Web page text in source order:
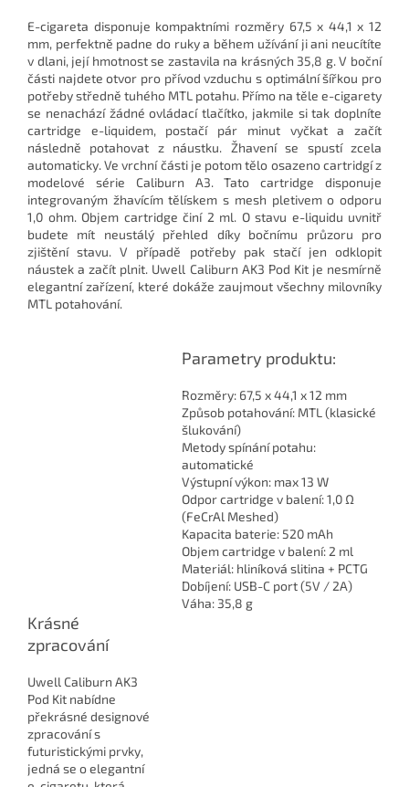
E-cigareta disponuje kompaktními rozměry 67,5 x 44,1 x 12
mm, perfektně padne do ruky a během užívání ji ani neucítíte
v dlani, její hmotnost se zastavila na krásných 35,8 g. V boční
části najdete otvor pro přívod vzduchu s optimální šířkou pro
potřeby středně tuhého MTL potahu. Přímo na těle e-cigarety
se nenachází žádné ovládací tlačítko, jakmile si tak doplníte
cartridge e-liquidem, postačí pár minut vyčkat a začít
následně potahovat z náustku. Žhavení se spustí zcela
automaticky. Ve vrchní části je potom tělo osazeno cartridgí z
modelové série Caliburn A3. Tato cartridge disponuje
integrovaným žhavícím tělískem s mesh pletivem o odporu
1,0 ohm. Objem cartridge činí 2 ml. O stavu e-liquidu uvnitř
budete mít neustálý přehled díky bočnímu průzoru pro
zjištění stavu. V případě potřeby pak stačí jen odklopit
náustek a začít plnit. Uwell Caliburn AK3 Pod Kit je nesmírně
elegantní zařízení, které dokáže zaujmout všechny milovníky
MTL potahování.
Parametry produktu:
Rozměry: 67,5 x 44,1 x 12 mm
Způsob potahování: MTL (klasické
šlukování)
Metody spínání potahu:
automatické
Výstupní výkon: max 13 W
Odpor cartridge v balení: 1,0 Ω
(FeCrAl Meshed)
Kapacita baterie: 520 mAh
Objem cartridge v balení: 2 ml
Materiál: hliníková slitina + PCTG
Dobíjení: USB-C port (5V / 2A)
Váha: 35,8 g
Krásné
zpracování
Uwell Caliburn AK3
Pod Kit nabídne
překrásné designové
zpracování s
futuristickými prvky,
jedná se o elegantní